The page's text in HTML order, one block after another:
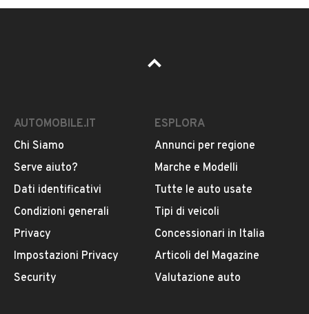
AUTOMOBILE.IT
Chi Siamo
Serve aiuto?
Dati identificativi
Condizioni generali
Privacy
Impostazioni Privacy
Security
ESPLORA
Annunci per regione
Marche e Modelli
Tutte le auto usate
Tipi di veicoli
Concessionari in Italia
Articoli del Magazine
Valutazione auto